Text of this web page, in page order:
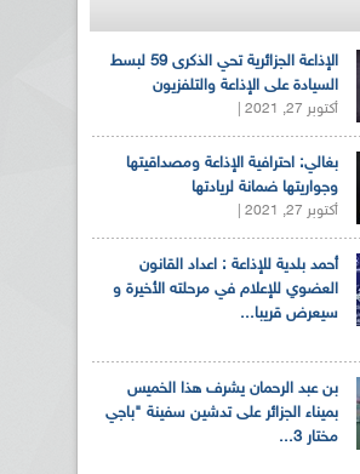
الإذاعة الجزائرية تحي الذكرى 59 لبسط
السيادة على الإذاعة والتلفزيون
أكتوبر 27, 2021 |
بغالي: احترافية الإذاعة ومصداقيتها
وجواريتها ضمانة لريادتها
أكتوبر 27, 2021 |
أحمد بلدية للإذاعة : اعداد القانون
العضوي للإعلام في مرحلته الأخيرة و
سيعرض قريبا...
بن عبد الرحمان يشرف هذا الخميس
بميناء الجزائر على تدشين سفينة "باجي
مختار 3...